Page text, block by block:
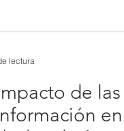
de
lectura